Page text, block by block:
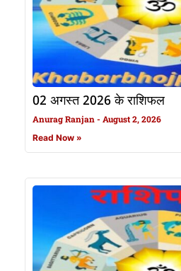
02 अगस्त 2026 के राशिफल
Anurag Ranjan August 2, 2026
Read Now »